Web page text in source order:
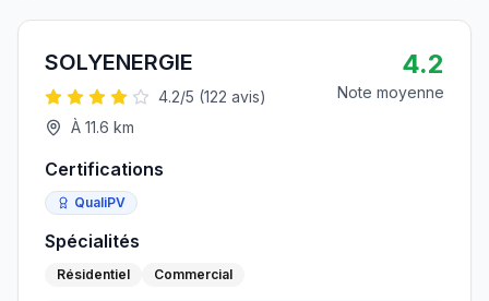
SOLYENERGIE
4.2/5 (122 avis)
À 11.6 km
4.2
Note moyenne
Certifications
QualiPV
Spécialités
Résidentiel Commercial